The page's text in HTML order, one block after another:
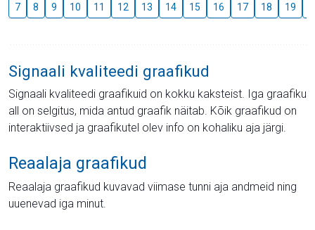
7 8 9 10 11 12 13 14 15 16 17 18 19
Signaali kvaliteedi graafikud
Signaali kvaliteedi graafikuid on kokku kaksteist. Iga graafiku
all on selgitus, mida antud graafik näitab. Kõik graafikud on
interaktiivsed ja graafikutel olev info on kohaliku aja järgi.
Reaalaja graafikud
Reaalaja graafikud kuvavad viimase tunni aja andmeid ning
uuenevad iga minut.